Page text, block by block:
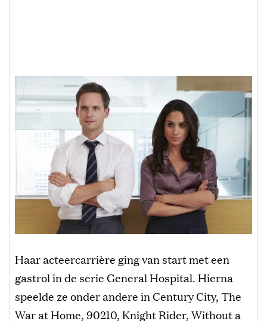
Haar acteercarrière ging van start met een
gastrol in de serie General Hospital. Hierna
speelde ze onder andere in Century City, The
War at Home, 90210, Knight Rider, Without a